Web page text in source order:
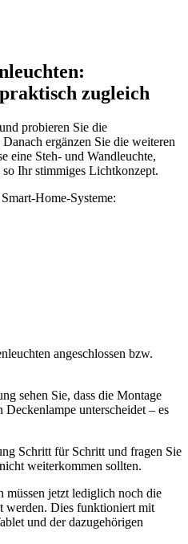
zugleich
probieren Sie die
ergänzen Sie die weiteren
eine Steh- und Wandleuchte,
Ihr stimmiges Lichtkonzept.
Home-Systeme:
angeschlossen bzw.
sehen Sie, dass die Montage
unterscheidet – es
Schritt für Schritt und fragen Sie
weiterkommen sollten.
müssen jetzt lediglich noch die
werden. Dies funktioniert mit
und der dazugehörigen